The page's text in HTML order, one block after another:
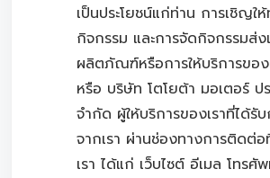
เป็นประโยชน์แก่ท่าน การเชิญให้
กิจกรรม และการจัดกิจกรรมส่ง
ผลิตภัณฑ์หรือการให้บริการของ
หรือ บริษัท โตโยต้า มอเตอร์ ปร
จำกัด ผู้ให้บริการของเราที่ได้รั
จากเรา ผ่านช่องทางการติดต่อ
เรา ได้แก่ เว็บไซต์ อีเมล โทรศั